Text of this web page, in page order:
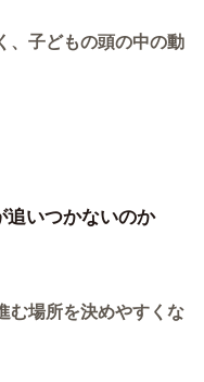
、子どもの頭の中の動
いつかないのか
む場所を決めやすくな